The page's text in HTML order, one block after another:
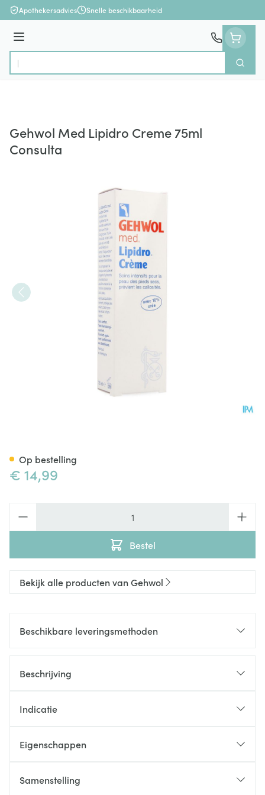
Ga naar de inhoud
Apothekersadvies Snelle beschikbaarheid
Menu
Product, merk, categorie...
Zoek
Gehwol Med Lipidro Creme 75ml
Consulta
€ 14,99
Bestel
Op bestelling
Bekijk alle producten van Gehwol
Beschikbare leveringsmethoden
Beschrijving
Indicatie
Eigenschappen
Samenstelling